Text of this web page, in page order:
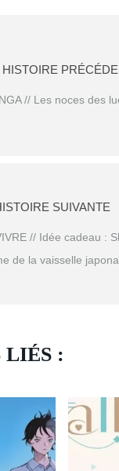
HISTOIRE
// Les noces des
SUIVANTE
// Idée cadeau :
de la vaisselle
LIÉS :